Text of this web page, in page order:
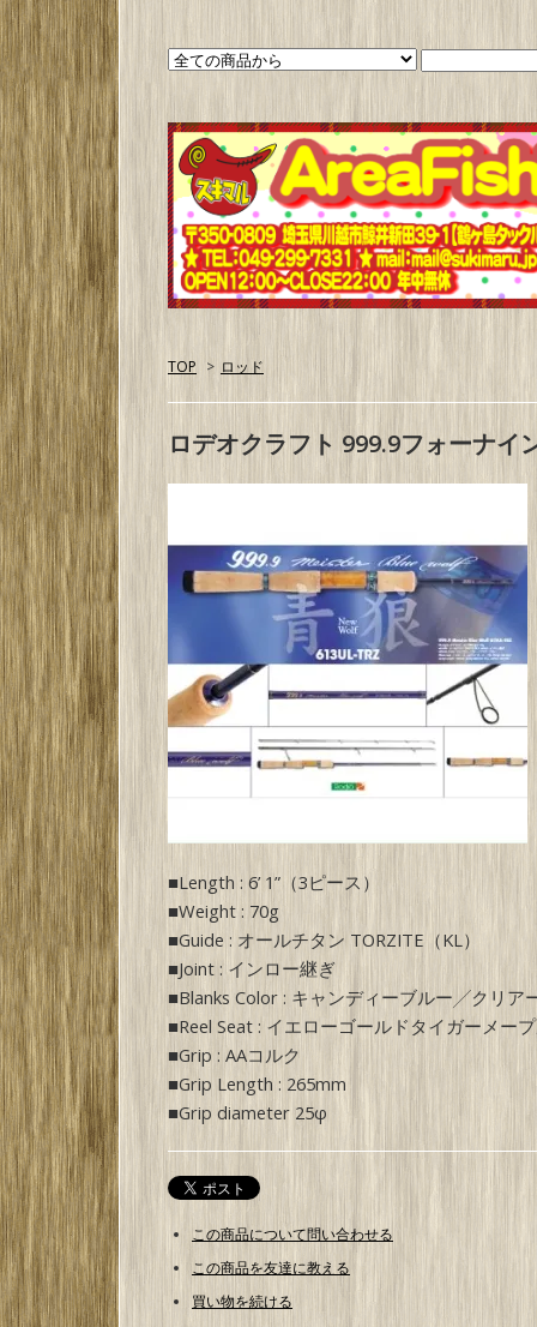
TOP > ロッド
ロデオクラフト 999.9フォーナ
■Length : 6’ 1”（3ピース）
■Weight : 70g
■Guide : オールチタン TORZITE（KL）
■Joint : インロー継ぎ
■Blanks Color : キャンディーブルー╱クリア
■Reel Seat : イエローゴールドタイガーメー
■Grip : AAコルク
■Grip Length : 265mm
■Grip diameter 25φ
この商品について問い合わせる
この商品を友達に教える
買い物を続ける